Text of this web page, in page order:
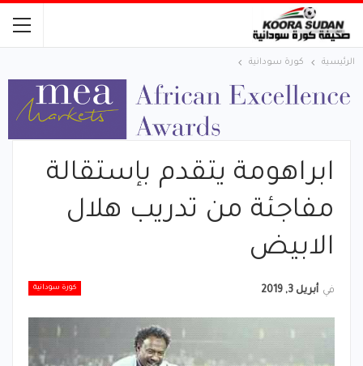
الرئيسية كورة سودانية
ابراهومة يتقدم بإستقالة
مفاجئة من تدريب هلال
الابيض
كورة سودانية في أبريل 3, 2019